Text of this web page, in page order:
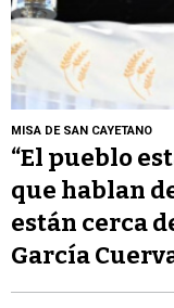
MISA DE SAN CAYETANO
“El pueblo
que hablan
están cerca
García